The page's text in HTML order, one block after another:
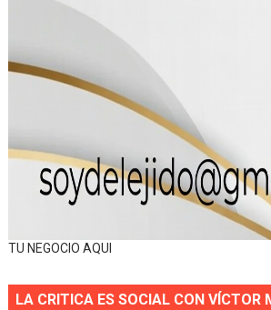
TU NEGOCIO AQUI
LA CRITICA ES SOCIAL CON VÍCTOR